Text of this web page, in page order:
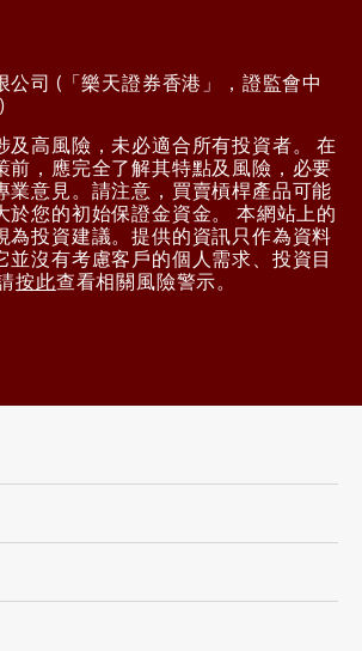
公司 (「樂天證券香港」，證監會中
及高風險，未必適合所有投資者。 在
前，應完全了解其特點及風險，必要
業意見。請注意，買賣槓桿產品可能
於您的初始保證金資金。 本網站上的
為投資建議。提供的資訊只作為資料
並沒有考慮客戶的個人需求、投資目
按此查看相關風險警示。